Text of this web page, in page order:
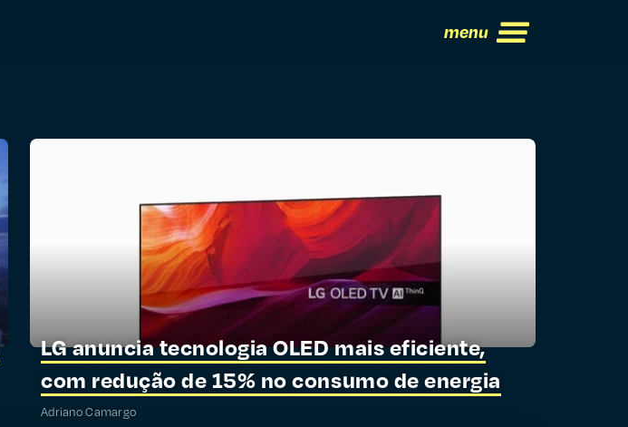
menu
LG anuncia tecnologia OLED mais eficiente,
com redução de 15% no consumo de energia
Adriano Camargo